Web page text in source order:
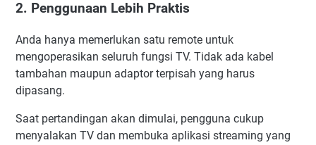
2. Penggunaan Lebih Praktis
Anda hanya memerlukan satu remote untuk
mengoperasikan seluruh fungsi TV. Tidak ada kabel
tambahan maupun adaptor terpisah yang harus
dipasang.
Saat pertandingan akan dimulai, pengguna cukup
menyalakan TV dan membuka aplikasi streaming yang